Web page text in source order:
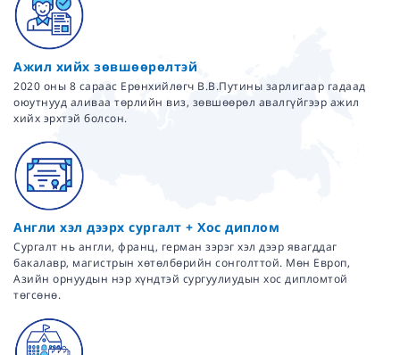
Ажил хийх зөвшөөрөлтэй
2020 оны 8 сараас Ерөнхийлөгч В.В.Путины зарлигаар гадаад
оюутнууд аливаа төрлийн виз, зөвшөөрөл авалгүйгээр ажил
хийх эрхтэй болсон.
Англи хэл дээрх сургалт + Хос диплом
Сургалт нь англи, франц, герман зэрэг хэл дээр явагддаг
бакалавр, магистрын хөтөлбөрийн сонголттой. Мөн Европ,
Азийн орнуудын нэр хүндтэй сургуулиудын хос дипломтой
төгсөнө.